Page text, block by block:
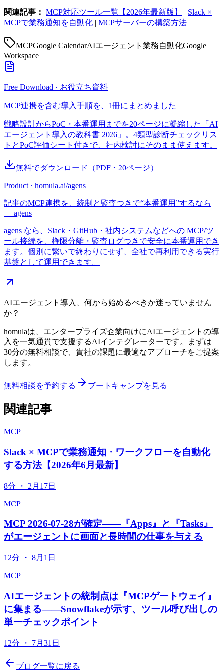
関連記事： MCP対応ツール一覧【2026年最新版】 | Slack ×
MCPで業務通知を自動化 | MCPサーバーの構築方法
MCPGoogle CalendarAIエージェント 業務自動化Google
Workspace
Free Download · お役立ち資料
MCP連携を含む導入手順を、1冊にまとめました
戦略設計からPoC・本番運用までを20ページに凝縮した「AI
エージェント導入の教科書 2026」。4類型診断チェックリス
トとPoC評価シート付きで、社内検討にそのまま使えます。
無料でダウンロード （PDF・ 20ページ）
Product · homula.ai/agens
記事のMCP連携を、統制と監査つきで“本番運用”するなら
— agens
agens なら、Slack・GitHub・社内システムなどへの MCP/ツ
ール接続を、権限分離・監査ログつきで安全に本番運用でき
ます。個別に繋いで終わりにせず、全社で再利用できる実行
基盤として運用できます。
AIエージェント導入、何から始めるべきか迷っていません
か？
homulaは、エンタープライズ企業向けにAIエージェントの導
入を一気通貫で支援するAIインテグレーターです。まずは
30分の無料相談で、貴社の課題に最適なアプローチをご提案
します。
無料相談を予約する ブートキャンプを見る
関連記事
MCP
Slack × MCPで業務通知・ワークフローを自動化
する方法【2026年6月最新】
8分 ・ 2月17日
MCP
MCP 2026-07-28が確定——『Apps』と『Tasks』
がエージェントに画面と長時間の仕事を与える
12分 ・ 8月1日
MCP
AIエージェントの統制点は『MCPゲートウェイ』
に集まる——Snowflakeが示す、ツール呼び出しの
単一チェックポイント
12分 ・ 7月31日
ブログ一覧に戻る